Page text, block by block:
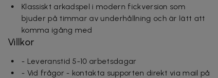
Klassiskt arkadspel i modern fickversion som
bjuder på timmar av underhållning och är lätt att
komma igång med
Villkor
- Leveranstid 5-10 arbetsdagar
- Vid frågor - kontakta supporten direkt via mail på